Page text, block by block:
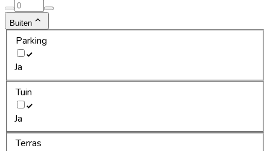
Buiten
Parking
Ja
Tuin
Ja
Terras